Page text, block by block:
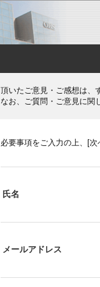
頂いたご意見・ご感想は、
なお、ご質問・ご意見に関
必要事項をご入力の上、[次
氏名
メールアドレス